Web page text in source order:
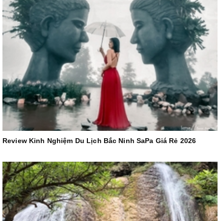
Review Kinh Nghiệm Du Lịch Bắc Ninh SaPa Giá Rẻ 2026